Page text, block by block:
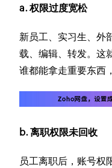
a. 权限过度宽松
新员工、实习生、
载、编辑、转发。这
谁都能拿走重要东西
b. 离职权限未回收
员工离职后，账号权